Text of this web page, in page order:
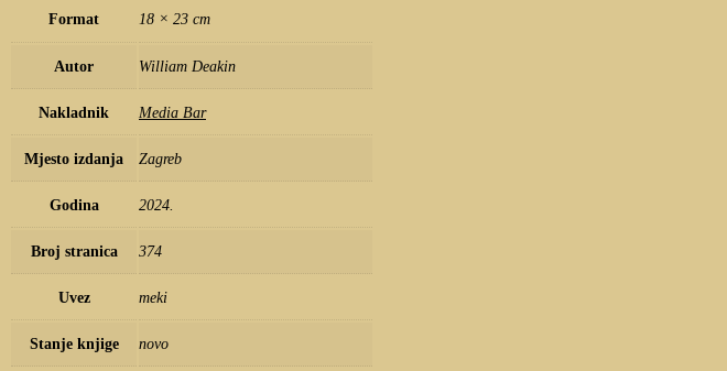
Format 18 × 23 cm
Autor William Deakin
Nakladnik Media Bar
Mjesto izdanja Zagreb
Godina 2024.
Broj stranica 374
Uvez meki
Stanje knjige novo